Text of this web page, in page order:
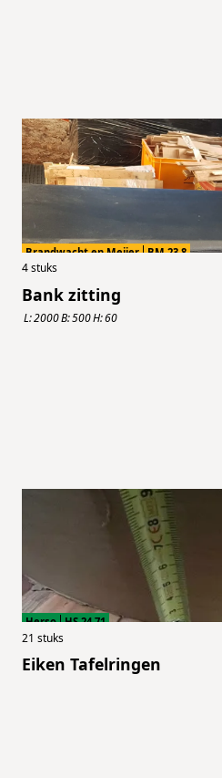
Brandwacht en Meijer BM.23.8
4stuks
Bank zitting
L:2000B:500H:60
Herso HS.24.71
21 stuks
Eiken Tafelringen